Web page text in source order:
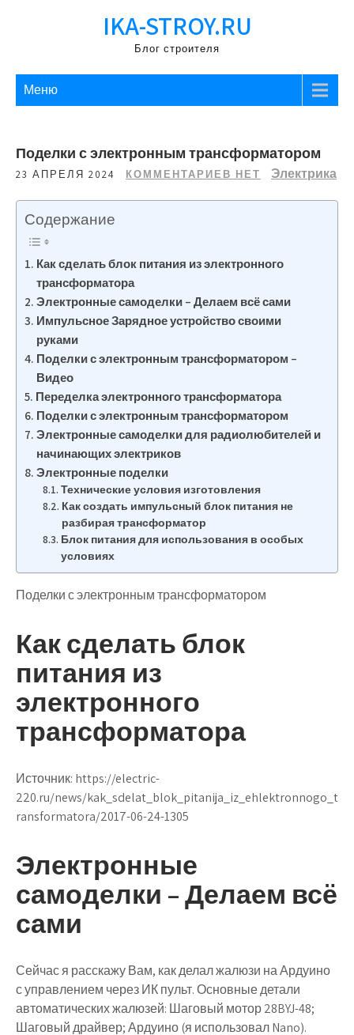
IKA-STROY.RU
Блог строителя
Меню
Поделки с электронным трансформатором
23 АПРЕЛЯ 2024 КОММЕНТАРИЕВ НЕТ Электрика
Содержание
Как сделать блок питания из электронного
трансформатора
Электронные самоделки – Делаем всё сами
Импульсное Зарядное устройство своими
руками
Поделки с электронным трансформатором –
Видео
Переделка электронного трансформатора
Поделки с электронным трансформатором
Электронные самоделки для радиолюбителей и
начинающих электриков
Электронные поделки
Технические условия изготовления
Как создать импульсный блок питания не
разбирая трансформатор
Блок питания для использования в особых
условиях
Поделки с электронным трансформатором
Как сделать блок
питания из
электронного
трансформатора
Источник: https://electric-
220.ru/news/kak_sdelat_blok_pitanija_iz_ehlektronnogo_t
ransformatora/2017-06-24-1305
Электронные
самоделки – Делаем всё
сами
Сейчас я расскажу Вам, как делал жалюзи на Ардуино
с управлением через ИК пульт. Основные детали
автоматических жалюзей: Шаговый мотор 28BYJ-48;
Шаговый драйвер; Ардуино (я использовал Nano).